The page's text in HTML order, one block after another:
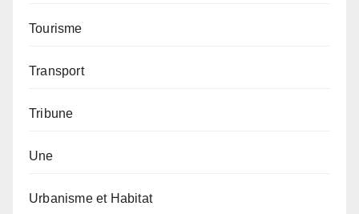
Tourisme
Transport
Tribune
Une
Urbanisme et Habitat